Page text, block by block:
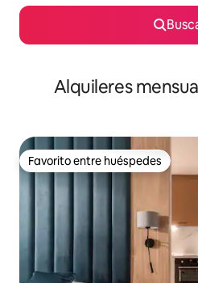
Alquileres
Favorito entre huéspedes
Favorito entre huéspedes